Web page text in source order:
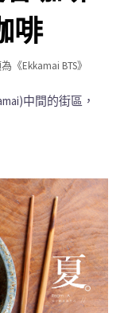
啡
《Ekkamai BTS》
中間的街區，